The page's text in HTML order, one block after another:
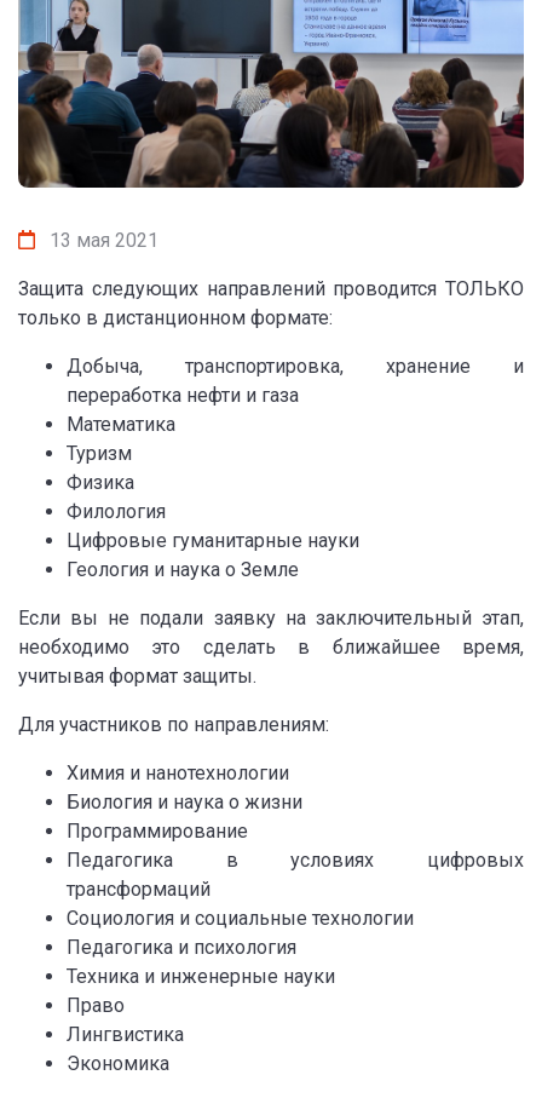
13 мая 2021
Защита следующих направлений проводится ТОЛЬКО
только в дистанционном формате:
Добыча, транспортировка, хранение и
переработка нефти и газа
Математика
Туризм
Физика
Филология
Цифровые гуманитарные науки
Геология и наука о Земле
Если вы не подали заявку на заключительный этап,
необходимо это сделать в ближайшее время,
учитывая формат защиты.
Для участников по направлениям:
Химия и нанотехнологии
Биология и наука о жизни
Программирование
Педагогика в условиях цифровых
трансформаций
Социология и социальные технологии
Педагогика и психология
Техника и инженерные науки
Право
Лингвистика
Экономика